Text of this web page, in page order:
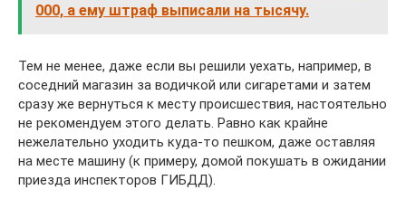
000, а ему штраф выписали на тысячу.
Тем не менее, даже если вы решили уехать, например, в
соседний магазин за водичкой или сигаретами и затем
сразу же вернуться к месту происшествия, настоятельно
не рекомендуем этого делать. Равно как крайне
нежелательно уходить куда-то пешком, даже оставляя
на месте машину (к примеру, домой покушать в ожидании
приезда инспекторов ГИБДД).